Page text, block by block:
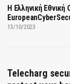
Η Ελληνική
13/10/2023
Telecharg